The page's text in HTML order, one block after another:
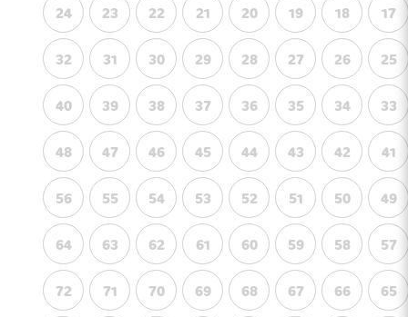
17
18
19
20
21
22
23
24
25
26
27
28
29
30
31
32
33
34
35
36
37
38
39
40
41
42
43
44
45
46
47
48
49
50
51
52
53
54
55
56
57
58
59
60
61
62
63
64
65
66
67
68
69
70
71
72